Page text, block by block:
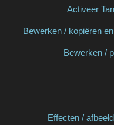
Activeer
Bewerken / kopiëren
Bewerken /
Effecten /